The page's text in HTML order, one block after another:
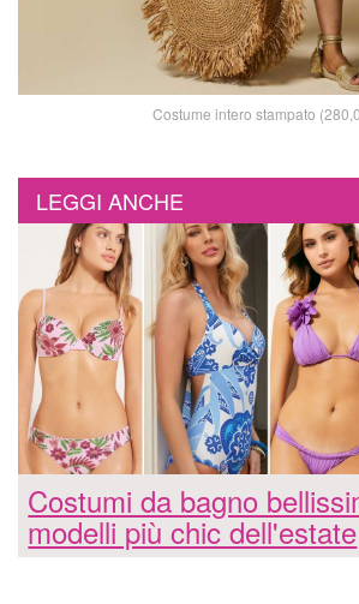
Costume intero stampato
LEGGI ANCHE
Costumi da bagno
modelli più chic dell'estate